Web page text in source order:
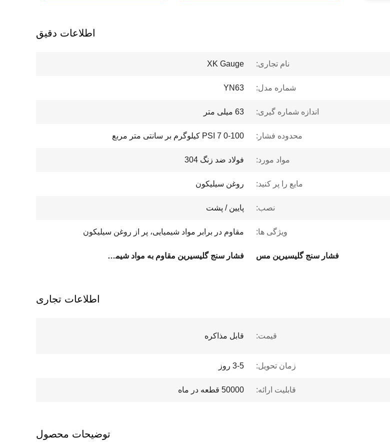
اطلاعات دقیق
نام تجاری: XK Gauge
شماره مدل: YN63
اندازه شماره گیری: 63 میلی متر
محدوده فشار: 0-100 PSI 7 کیلوگرم بر سانتی متر مربع
مواد مورد: فولاد ضد زنگ 304
مایع را پر کنید: روغن سیلیکون
نصب: پايين / پشت
ویژگی ها: مقاوم در برابر مواد شیمیایی، پر از روغن سیلیکون
فشار سنج گلیسیرین مس فشار سنج گلیسیرین مقاوم به مواد شیمیایی
اطلاعات تجاری
قیمت: قابل مذاکره
زمان تحویل: 3-5 روز
قابلیت ارائه: 50000 قطعه در ماه
توضیحات محصول